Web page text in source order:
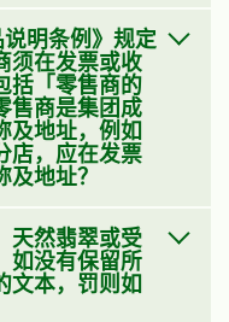
明条例》规定
须在发票或收
括「零售商的
售商是集团成
及地址，例如
店，应在发票
地址？
天然翡翠或受
如没有保留所
文本，罚则如